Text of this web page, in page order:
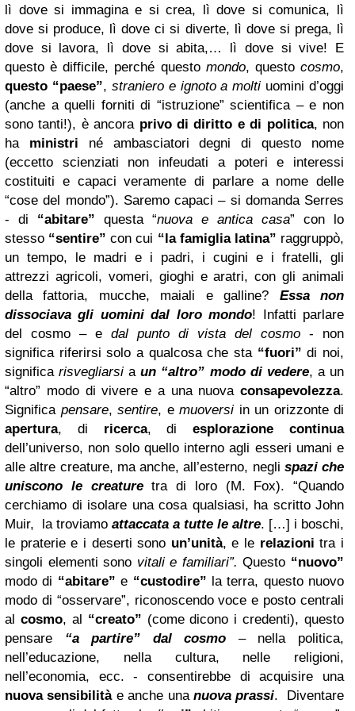
lì dove si immagina e si crea, lì dove si comunica, lì
dove si produce, lì dove ci si diverte, lì dove si prega, lì
dove si lavora, lì dove si abita,… lì dove si vive!
E
questo è difficile, perché questo mondo, questocosmo,
questo “paese”, straniero e ignoto a molti uomini d’oggi
(anche a quelli forniti di “istruzione” scientifica – e non
sono tanti!), è ancora privo di diritto e di politica, non
ha ministri né ambasciatori degni di questo nome
(eccetto scienziati non infeudati a poteri e interessi
costituiti e capaci veramente di parlare a nome delle
“cose del mondo”). Saremo capaci – si domanda Serres
- di “abitare” questa “nuova e antica casa” con lo
stesso “sentire” con cui “la famiglia latina” raggruppò,
un tempo, le madri e i padri, i cugini e i fratelli, gli
attrezzi agricoli, vomeri, gioghi e aratri, con gli animali
della fattoria, mucche, maiali e galline? Essa non
dissociava gli uomini dal loro mondo! Infatti parlare
del cosmo – e dal punto di vista del cosmo - non
significa riferirsi solo a qualcosa che sta “fuori” di noi,
significarisvegliarsi aun “altro” modo di vedere, a un
“altro” modo di vivere e a una nuova consapevolezza.
Significa pensare, sentire, e muoversi in un orizzonte di
apertura, di ricerca, diesplorazione continua
dell’universo, non solo quello interno agli esseri umani e
alle altre creature, ma anche, all’esterno, negli spazi che
uniscono le creaturetra di loro (M. Fox). “Quando
cerchiamo di isolare una cosa qualsiasi, ha scritto John
Muir, la troviamo attaccata a tutte le altre. […] i boschi,
le praterie e i deserti sono un’unità, e le relazionitra i
singoli elementi sono vitali e familiari”. Questo “nuovo”
modo di “abitare” e “custodire” la terra, questo nuovo
modo di “osservare”, riconoscendo voce e posto centrali
al cosmo, al “creato” (come dicono i credenti), questo
pensare “a partire” dal cosmo – nella politica,
nell’educazione, nella cultura, nelle religioni,
nell’economia, ecc. - consentirebbe di acquisire una
nuova sensibilitàe anche una nuova prassi. Diventare